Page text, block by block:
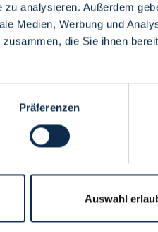
zu analysieren. Außerdem
Medien, Werbung und
die Sie ihnen
Präferenzen
Auswahl
Menü